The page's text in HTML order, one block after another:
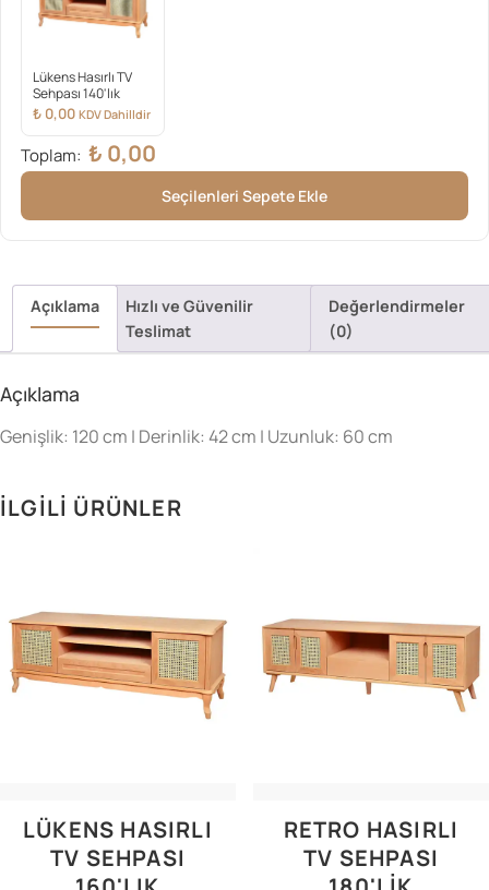
Lükens Hasırlı TV
Sehpası 140'lık
₺ 0,00 KDV Dahilldir
Toplam: ₺ 0,00
Seçilenleri Sepete Ekle
Açıklama
Hızlı ve Güvenilir
Teslimat
Değerlendirmeler
(0)
Açıklama
Genişlik: 120 cm | Derinlik: 42 cm | Uzunluk: 60 cm
İLGILI ÜRÜNLER
LÜKENS HASIRLI
TV SEHPASI
RETRO HASIRLI
TV SEHPASI